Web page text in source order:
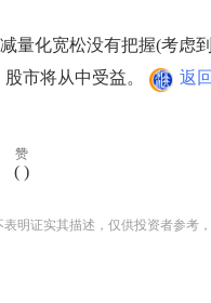
化宽松没有把握(考虑
市将从中受益。
返
赞
( )
明证实其描述，仅供投资者参考